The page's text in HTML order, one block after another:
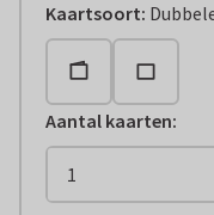
Kaartsoort:
Aantal kaarten: